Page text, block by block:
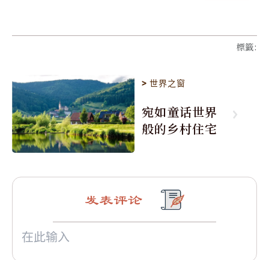
標籤:
>世界之窗
宛如童话世界
般的乡村住宅
发表评论